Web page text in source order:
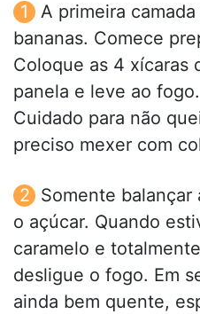
A primeira
bananas. Comece
Coloque as 4 xícaras
panela e leve ao
Cuidado para não
preciso mexer com
Somente balançar
o açúcar. Quando
caramelo e
desligue o fogo. Em
ainda bem quente,